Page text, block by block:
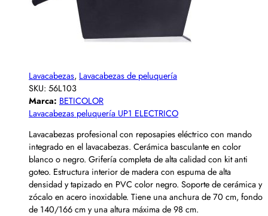
Lavacabezas, Lavacabezas de peluquería
SKU: 56L103
Marca: BETICOLOR
Lavacabezas peluquería UP1 ELECTRICO
Lavacabezas profesional con reposapies eléctrico con mando
integrado en el lavacabezas. Cerámica basculante en color
blanco o negro. Grifería completa de alta calidad con kit anti
goteo. Estructura interior de madera con espuma de alta
densidad y tapizado en PVC color negro. Soporte de cerámica y
zócalo en acero inoxidable. Tiene una anchura de 70 cm, fondo
de 140/166 cm y una altura máxima de 98 cm.